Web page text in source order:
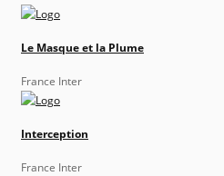
Le Masque et la Plume
France Inter
Interception
France Inter